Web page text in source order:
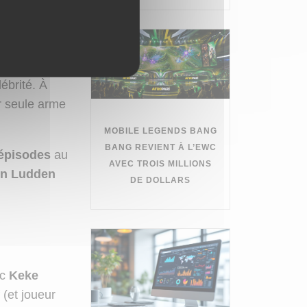
avec le
À
seule arme
au
Ludden
Keke
(et joueur
MOBILE LEGENDS BANG
BANG REVIENT À L’EWC
AVEC TROIS MILLIONS
DE DOLLARS